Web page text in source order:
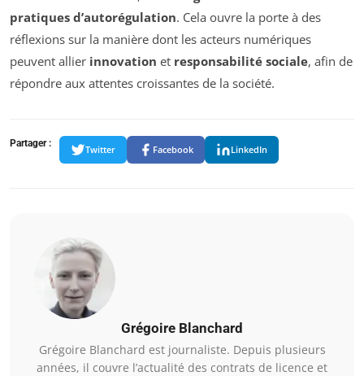
pratiques d’autorégulation. Cela ouvre la porte à des
réflexions sur la manière dont les acteurs numériques
peuvent allier innovation et responsabilité sociale, afin de
répondre aux attentes croissantes de la société.
Partager :
Twitter Facebook LinkedIn
Grégoire Blanchard
Grégoire Blanchard est journaliste. Depuis plusieurs
années, il couvre l’actualité des contrats de licence et